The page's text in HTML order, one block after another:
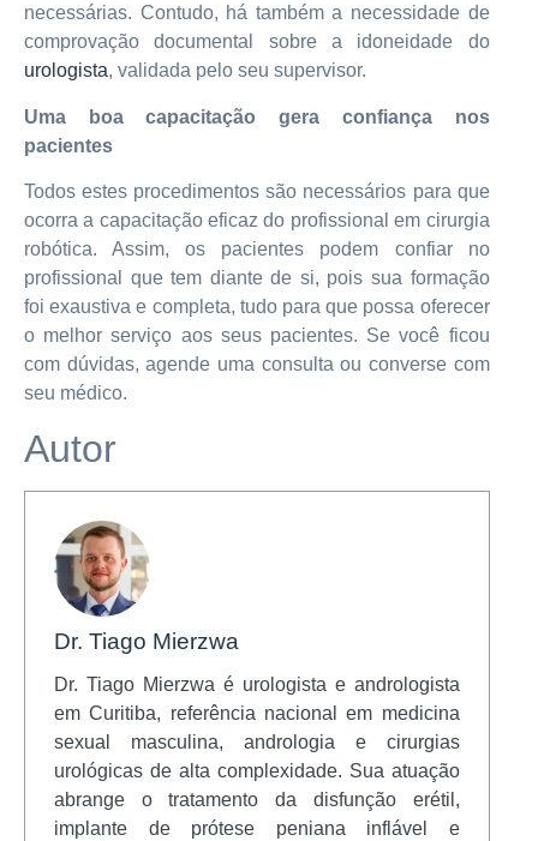
necessárias. Contudo, há também a necessidade de
comprovação documental sobre a idoneidade do
urologista, validada pelo seu supervisor.
Uma boa capacitação gera confiança nos
pacientes
Todos estes procedimentos são necessários para que
ocorra a capacitação eficaz do profissional em cirurgia
robótica. Assim, os pacientes podem confiar no
profissional que tem diante de si, pois sua formação
foi exaustiva e completa, tudo para que possa oferecer
o melhor serviço aos seus pacientes. Se você ficou
com dúvidas, agende uma consulta ou converse com
seu médico.
Autor
Dr. Tiago Mierzwa
Dr. Tiago Mierzwa é urologista e andrologista
em Curitiba, referência nacional em medicina
sexual masculina, andrologia e cirurgias
urológicas de alta complexidade. Sua atuação
abrange o tratamento da disfunção erétil,
implante de prótese peniana inflável e